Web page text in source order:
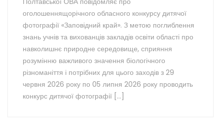
оголошеннящорічного обласного конкурсу дитячої
фотографії «Заповідний край». З метою поглиблення
знань учнів та вихованців закладів освіти області про
навколишнє природне середовище, сприяння
розумінню важливого значення біологічного
різноманіття і потрібних для цього заходів з 29
червня 2026 року по 05 липня 2026 року проводить
конкурс дитячої фотографії […]